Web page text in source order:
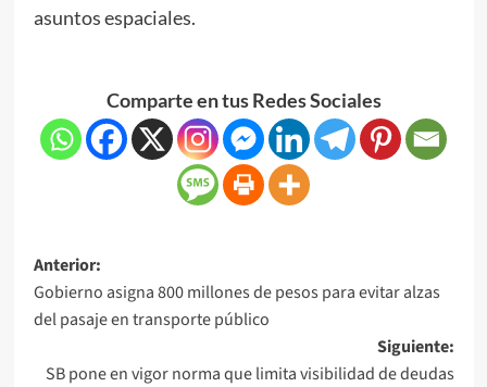
asuntos espaciales.
Comparte en tus Redes Sociales
Anterior:
Gobierno asigna 800 millones de pesos para evitar alzas
del pasaje en transporte público
Siguiente:
SB pone en vigor norma que limita visibilidad de deudas